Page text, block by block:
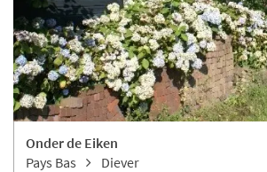
Onder de Eiken
Pays Bas
Diever